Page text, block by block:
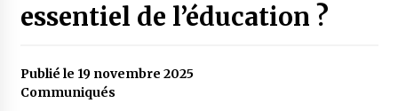
essentiel de l’éducation ?
Publié le 19 novembre 2025
Communiqués